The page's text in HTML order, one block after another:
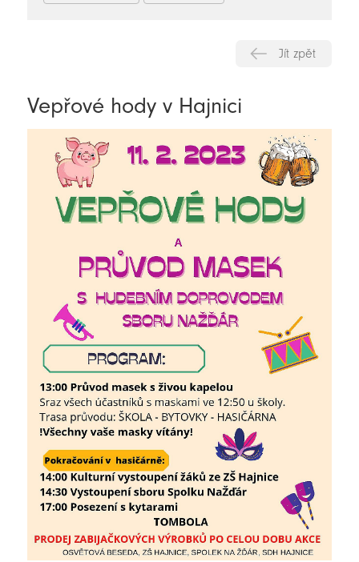
Jít zpět
Vepřové hody v Hajnici